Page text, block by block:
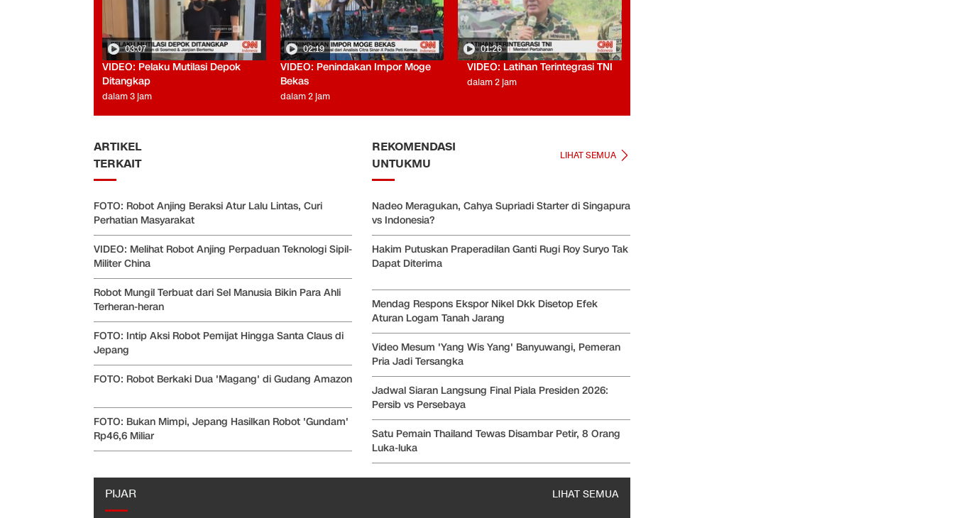
03:07
VIDEO: Pelaku Mutilasi Depok
Ditangkap
dalam 3 jam
02:19
VIDEO: Penindakan Impor Moge
Bekas
dalam 2 jam
01:26
VIDEO: Latihan Terintegrasi TNI
dalam 2 jam
ARTIKEL
TERKAIT
FOTO: Robot Anjing Beraksi Atur Lalu Lintas, Curi
Perhatian Masyarakat
VIDEO: Melihat Robot Anjing Perpaduan Teknologi Sipil-
Militer China
Robot Mungil Terbuat dari Sel Manusia Bikin Para Ahli
Terheran-heran
FOTO: Intip Aksi Robot Pemijat Hingga Santa Claus di
Jepang
FOTO: Robot Berkaki Dua 'Magang' di Gudang Amazon
FOTO: Bukan Mimpi, Jepang Hasilkan Robot 'Gundam'
Rp46,6 Miliar
REKOMENDASI
UNTUKMU
LIHAT SEMUA
Nadeo Meragukan, Cahya Supriadi Starter di Singapura
vs Indonesia?
Hakim Putuskan Praperadilan Ganti Rugi Roy Suryo Tak
Dapat Diterima
Mendag Respons Ekspor Nikel Dkk Disetop Efek
Aturan Logam Tanah Jarang
Video Mesum 'Yang Wis Yang' Banyuwangi, Pemeran
Pria Jadi Tersangka
Jadwal Siaran Langsung Final Piala Presiden 2026:
Persib vs Persebaya
Satu Pemain Thailand Tewas Disambar Petir, 8 Orang
Luka-luka
PIJAR LIHAT SEMUA